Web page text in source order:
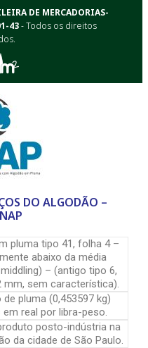
DE MERCADORIAS-
43- Todos os direitos
DO ALGODÃO –
pluma tipo 41, folha 4 –
abaixo da média
– (antigo tipo 6,
mm, sem característica).
pluma (0,453597 kg)
em real por libra-peso.
posto-indústria na
da cidade de São Paulo.